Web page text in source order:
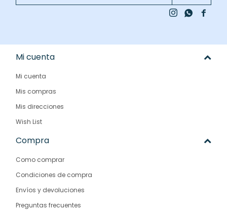

 
Mi cuenta
Mi cuenta
Mis compras
Mis direcciones
Wish List
Compra
Como comprar
Condiciones de compra
Envíos y devoluciones
Preguntas frecuentes